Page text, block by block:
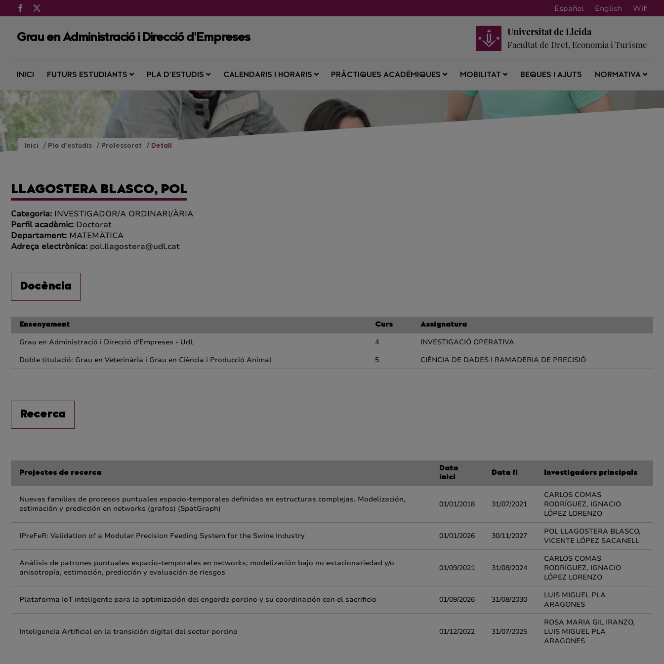
Español English Wifi
Grau en Administració i Direcció d'Empreses
Universitat de Lleida
Facultat de Dret, Economia i Turisme
INICI FUTURS ESTUDIANTS PLA D’ESTUDIS CALENDARIS I HORARIS PRÀCTIQUES ACADÈMIQUES MOBILITAT BEQUES I AJUTS NORMATIVA
Inici Pla d’estudis Professorat Detall
LLAGOSTERA BLASCO, POL
Categoria: INVESTIGADOR/A ORDINARI/ÀRIA
Perfil acadèmic: Doctorat
Departament: MATEMÀTICA
Adreça electrònica: pol.llagostera@udl.cat
Docència
Ensenyament Curs Assignatura
Grau en Administració i Direcció d'Empreses - UdL 4
INVESTIGACIÓ OPERATIVA
Doble titulació: Grau en Veterinària i Grau en Ciència i Producció Animal
5 CIÈNCIA DE DADES I RAMADERIA DE PRECISIÓ
Recerca
Projectes de recerca
Data
inici
Data fi Investigadors principals
Nuevas familias de procesos puntuales espacio-temporales definidas en estructuras complejas. Modelización,
estimación y predicción en networks (grafos) (SpatGraph)
01/01/2018 31/07/2021
CARLOS COMAS
RODRÍGUEZ, IGNACIO
LÓPEZ LORENZO
IPreFeR: Validation of a Modular Precision Feeding System for the Swine Industry 01/01/2026 30/11/2027
POL LLAGOSTERA BLASCO,
VICENTE LÓPEZ SACANELL
Análisis de patrones puntuales espacio-temporales en networks; modelización bajo no estacionariedad y/o
anisotropía, estimación, predicción y evaluación de riesgos
01/09/2021 31/08/2024
CARLOS COMAS
RODRÍGUEZ, IGNACIO
LÓPEZ LORENZO
Plataforma IoT inteligente para la optimización del engorde porcino y su coordinación con el sacrificio 01/09/2026 31/08/2030
LUIS MIGUEL PLA
ARAGONES
Inteligencia Artificial en la transición digital del sector porcino 01/12/2022 31/07/2025
ROSA MARIA GIL IRANZO,
LUIS MIGUEL PLA
ARAGONES